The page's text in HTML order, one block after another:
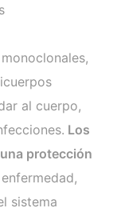
al cuerpo,
Los
protección
sistema